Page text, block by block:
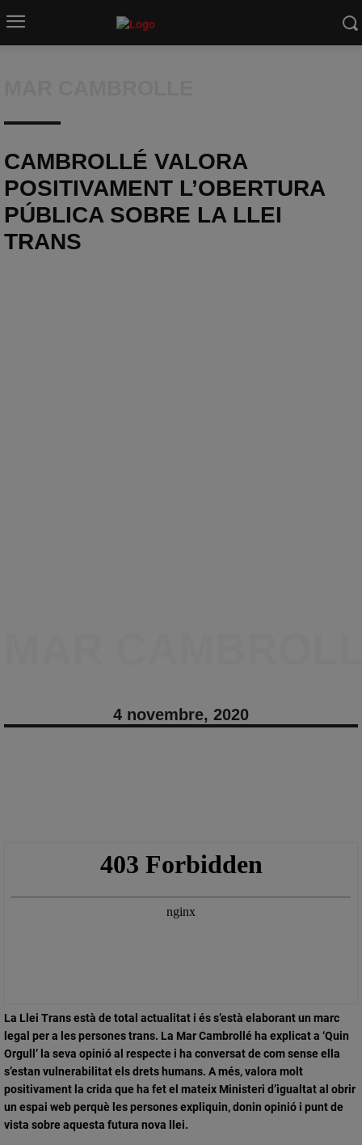
CAMBROLLÉ VALORA
POSITIVAMENT L’OBERTURA
PÚBLICA SOBRE LA LLEI
TRANS
4 novembre, 2020
La Llei Trans està de total actualitat i és s’està elaborant un marc
legal per a les persones trans. La Mar Cambrollé ha explicat a ‘Quin
Orgull’ la seva opinió al respecte i ha conversat de com sense ella
s’estan vulnerabilitat els drets humans. A més, valora molt
positivament la crida que ha fet el mateix Ministeri d’igualtat al obrir
un espai web perquè les persones expliquin, donin opinió i punt de
vista sobre aquesta futura nova llei.